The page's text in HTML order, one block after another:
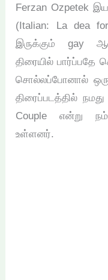
Ferzan Ozpetek
(Italian: La dea
இருக்கும் gay
திரையில்
சொல்லப்போனால்
திரைப்படத்தில்
Couple என்று
உள்ளனர்.